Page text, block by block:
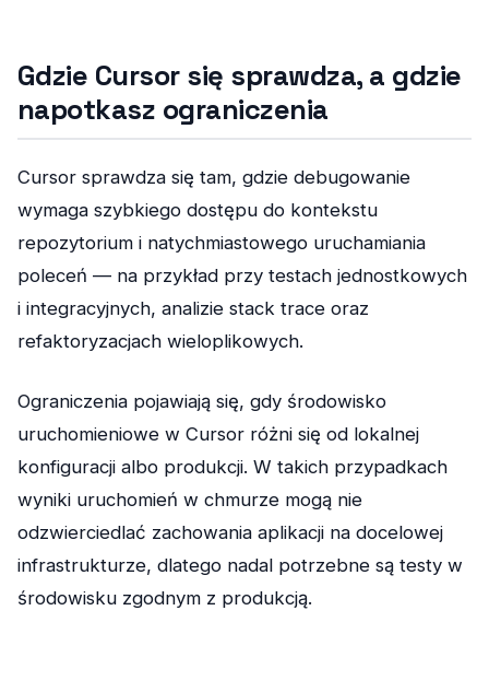
Gdzie Cursor się sprawdza, a gdzie
napotkasz ograniczenia
Cursor sprawdza się tam, gdzie debugowanie
wymaga szybkiego dostępu do kontekstu
repozytorium i natychmiastowego uruchamiania
poleceń — na przykład przy testach jednostkowych
i integracyjnych, analizie stack trace oraz
refaktoryzacjach wieloplikowych.
Ograniczenia pojawiają się, gdy środowisko
uruchomieniowe w Cursor różni się od lokalnej
konfiguracji albo produkcji. W takich przypadkach
wyniki uruchomień w chmurze mogą nie
odzwierciedlać zachowania aplikacji na docelowej
infrastrukturze, dlatego nadal potrzebne są testy w
środowisku zgodnym z produkcją.